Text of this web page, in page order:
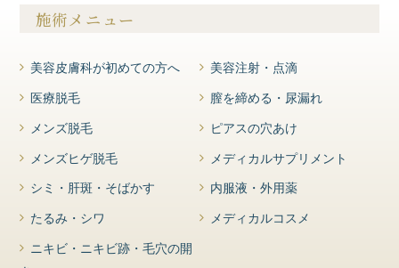
施術メニュー
美容皮膚科が初めての方へ
医療脱毛
メンズ脱毛
メンズヒゲ脱毛
シミ・肝斑・そばかす
たるみ・シワ
ニキビ・ニキビ跡・毛穴の開
美容注射・点滴
膣を締める・尿漏れ
ピアスの穴あけ
メディカルサプリメント
内服液・外用薬
メディカルコスメ